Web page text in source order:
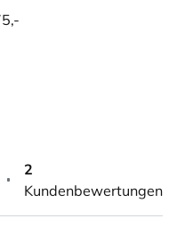
2
Kundenbewertungen